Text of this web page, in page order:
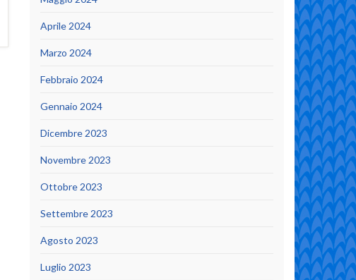
Aprile 2024
Marzo 2024
Febbraio 2024
Gennaio 2024
Dicembre 2023
Novembre 2023
Ottobre 2023
Settembre 2023
Agosto 2023
Luglio 2023